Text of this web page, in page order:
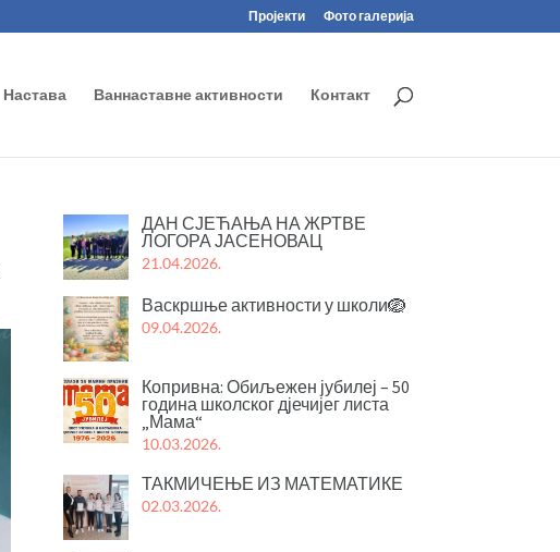
Пројекти Фото галерија
Настава Ваннаставне активности Контакт
ДАН СЈЕЋАЊА НА ЖРТВЕ
ЛОГОРА ЈАСЕНОВАЦ
21.04.2026.
Васкршње активности у школи🪺
09.04.2026.
Копривна: Обиљежен јубилеј – 50
година школског дјечијег листа
„Мама“
10.03.2026.
ТАКМИЧЕЊЕ ИЗ МАТЕМАТИКЕ
02.03.2026.